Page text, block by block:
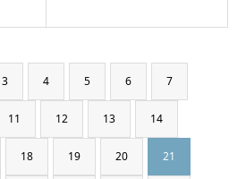
3 4 5 6 7
11 12 13 14
18 19 20 21